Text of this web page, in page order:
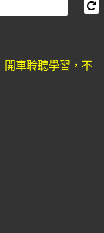
開車聆聽學習，不